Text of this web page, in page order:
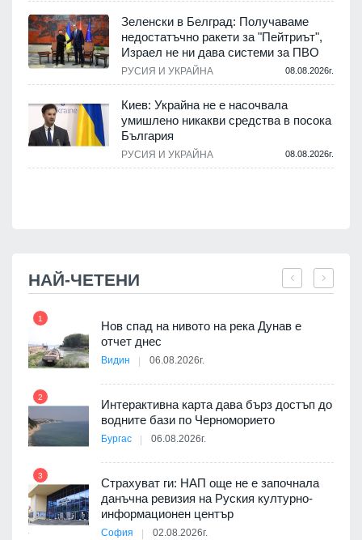
Зеленски в Белград: Получаваме
недостатъчно ракети за "Пейтриът",
Израел не ни дава системи за ПВО
РУСИЯ И УКРАЙНА 08.08.2026г.
Киев: Украйна не е насочвала
умишлено никакви средства в посока
България
РУСИЯ И УКРАЙНА 08.08.2026г.
НАЙ-ЧЕТЕНИ
1
Нов спад на нивото на река Дунав е
отчет днес
Видин 06.08.2026г.
2
Интерактивна карта дава бърз достъп до
водните бази по Черноморието
Бургас 06.08.2026г.
3
Страхуват ги: НАП още не е започнала
данъчна ревизия на Руския културно-
информационен център
София 02.08.2026г.